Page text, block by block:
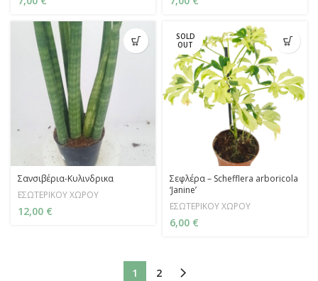
Σανσιβέρια-Κυλινδρικα
ΕΣΩΤΕΡΙΚΟΥ ΧΩΡΟΥ
12,00 €
SOLD
OUT
Σεφλέρα – Schefflera arboricola
‘Janine’
ΕΣΩΤΕΡΙΚΟΥ ΧΩΡΟΥ
6,00 €
1 2